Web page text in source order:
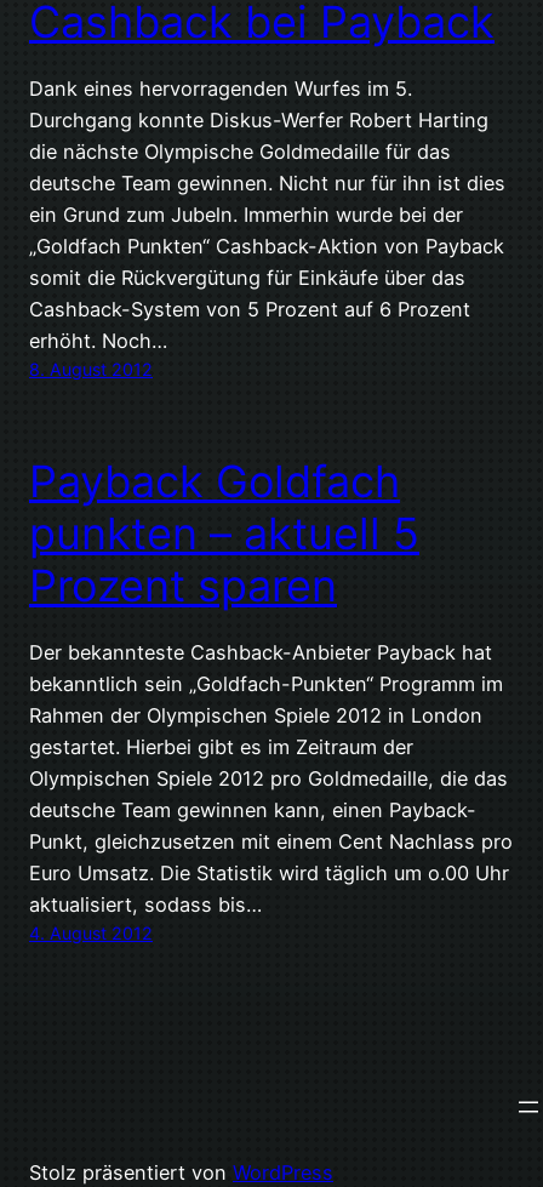
Cashback bei Payback
Dank eines hervorragenden Wurfes im 5.
Durchgang konnte Diskus-Werfer Robert Harting
die nächste Olympische Goldmedaille für das
deutsche Team gewinnen. Nicht nur für ihn ist dies
ein Grund zum Jubeln. Immerhin wurde bei der
„Goldfach Punkten“ Cashback-Aktion von Payback
somit die Rückvergütung für Einkäufe über das
Cashback-System von 5 Prozent auf 6 Prozent
erhöht. Noch…
8. August 2012
Payback Goldfach
punkten – aktuell 5
Prozent sparen
Der bekannteste Cashback-Anbieter Payback hat
bekanntlich sein „Goldfach-Punkten“ Programm im
Rahmen der Olympischen Spiele 2012 in London
gestartet. Hierbei gibt es im Zeitraum der
Olympischen Spiele 2012 pro Goldmedaille, die das
deutsche Team gewinnen kann, einen Payback-
Punkt, gleichzusetzen mit einem Cent Nachlass pro
Euro Umsatz. Die Statistik wird täglich um o.00 Uhr
aktualisiert, sodass bis…
4. August 2012
Stolz präsentiert von WordPress